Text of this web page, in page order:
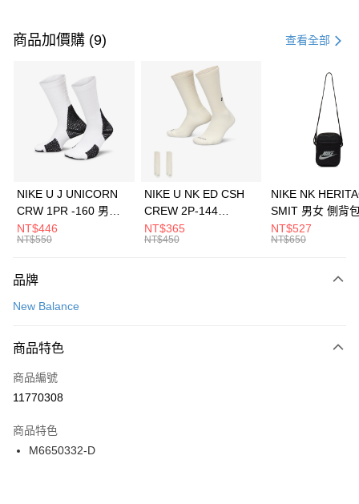
信用卡一次付款
3 期 0 利率 每期 21家銀行
合作金庫商業銀行
第一商業銀行
華南商業銀行
彰化商業銀行
上海商業儲蓄銀行
元大商業銀行
台灣樂天信用卡公司
Apple Pay
全盈+PAY
AFTEE先享後付
【關於「AFTEE先享後付」】
便利好安心！
３．安心：先確認商品／服務後，再付款。
【「AFTEE先享後付」結帳流程】
１．於結帳方式選擇「AFTEE先享後付」後，將跳轉至「AFTEE先享後付」
２．訂單成立數日內，您將收到繳費通知簡訊。
３．收到繳費通知簡訊後14天內，點擊此簡訊中的連結，可透過四大超商／
ATM／網路銀行／等多元方式進行付款，方視為交易完成。
運送方式
每筆NT$100，滿NT$1,500(含以上)免運費
宅配
每筆NT$100，滿NT$1,500(含以上)免運費
付款後門市自取
每筆NT$100，滿NT$1,500(含以上)免運費
商品加價購 (9) 查看全部
NIKE U J UNICORN
CRW 1PR -160 男女
中統襪 FZ3393100
NT$446
NT$550
NIKE U NK ED CSH
CREW 2P-144
EMBRDY 男女 短統襪
FZ3073133
NT$365
NT$450
NIKE NK
SMIT 男女 側背
BA5871010
NT$527
NT$650
品牌
New Balance
商品特色
商品編號
11770308
商品特色
M6650332-D